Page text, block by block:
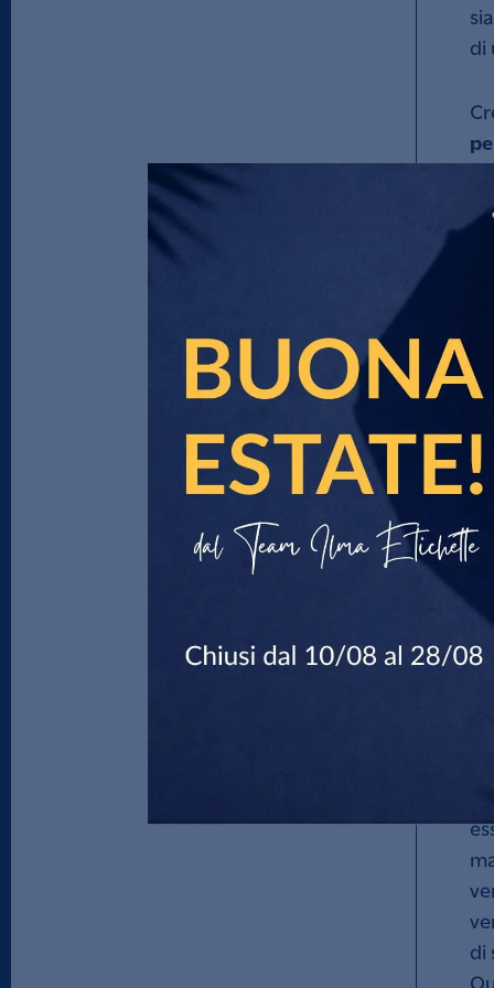
di
di